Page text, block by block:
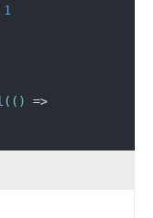
1
( ( ) =>